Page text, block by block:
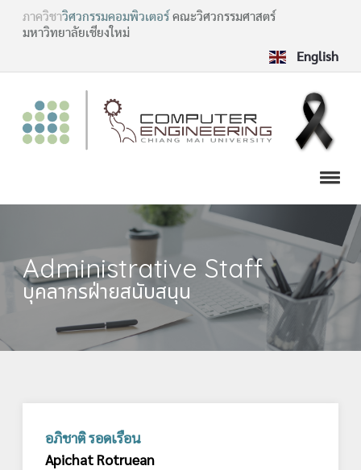
ภาควิชาวิศวกรรมคอมพิวเตอร์ คณะวิศวกรรมศาสตร์
มหาวิทยาลัยเชียงใหม่
English
Administrative Staff
บุคลากรฝ่ายสนับสนุน
อภิชาติ รอดเรือน
Apichat Rotruean